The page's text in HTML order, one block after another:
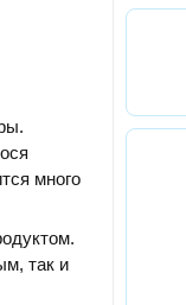
много
так и